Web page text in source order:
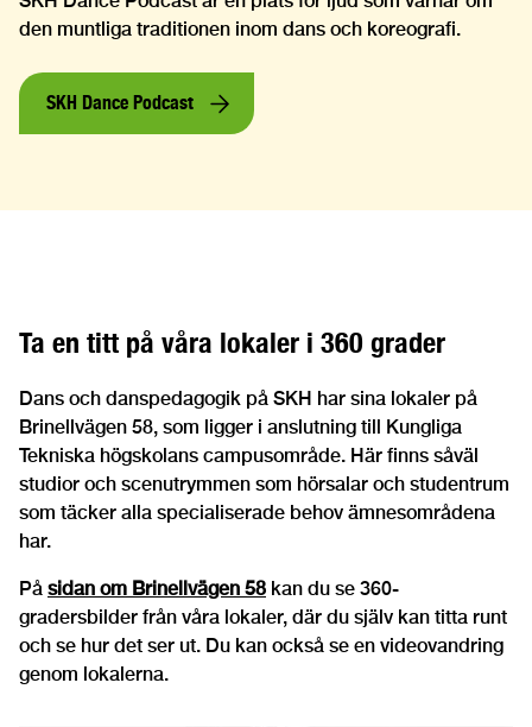
den muntliga traditionen inom dans och koreografi.
SKH Dance Podcast
Ta en titt på våra lokaler i 360 grader
Dans och danspedagogik på SKH har sina lokaler på
Brinellvägen 58, som ligger i anslutning till Kungliga
Tekniska högskolans campusområde. Här finns såväl
studior och scenutrymmen som hörsalar och studentrum
som täcker alla specialiserade behov ämnesområdena
har.
På sidan om Brinellvägen 58 kan du se 360-
gradersbilder från våra lokaler, där du själv kan titta runt
och se hur det ser ut. Du kan också se en videovandring
genom lokalerna.